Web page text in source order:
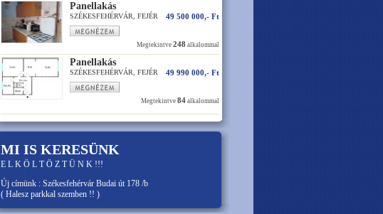
Panellakás
49 500 000,- Ft
SZÉKESFEHÉRVÁR, FEJÉR
Megtekintve 248 alkalommal
Panellakás
49 990 000,- Ft
SZÉKESFEHÉRVÁR, FEJÉR
Megtekintve 84 alkalommal
MI IS KERESÜNK
E L K Ö L T Ö Z T Ü N K !!!
Új címünk : Székesfehérvár Budai út 178 /b
( Halesz parkkal szemben !! )